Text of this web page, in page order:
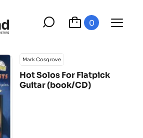
0
Mark Cosgrove
Hot Solos For Flatpick
Guitar (book/CD)